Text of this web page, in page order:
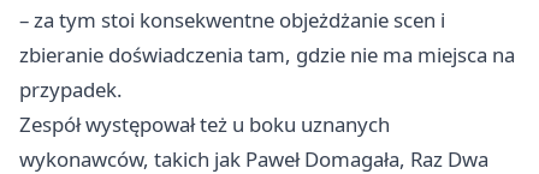
– za tym stoi konsekwentne objeżdżanie scen i
zbieranie doświadczenia tam, gdzie nie ma miejsca na
przypadek.
Zespół występował też u boku uznanych
wykonawców, takich jak Paweł Domagała, Raz Dwa